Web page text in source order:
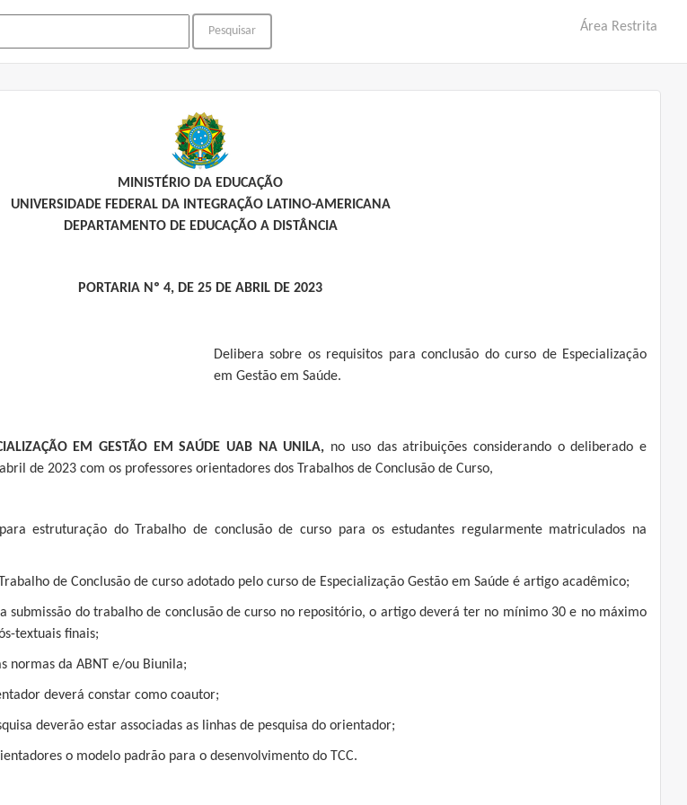
Área Restrita
MINISTÉRIO DA EDUCAÇÃO
UNIVERSIDADE FEDERAL DA INTEGRAÇÃO LATINO-AMERICANA
DEPARTAMENTO DE EDUCAÇÃO A DISTÂNCIA
PORTARIA Nº 4, DE 25 DE ABRIL DE 2023
Delibera sobre os requisitos para conclusão do curso de Especialização
em Gestão em Saúde.
EM GESTÃO EM SAÚDE UAB NA UNILA, no uso das atribuições considerando o deliberado e
de 2023 com os professores orientadores dos Trabalhos de Conclusão de Curso,
estruturação do Trabalho de conclusão de curso para os estudantes regularmente matriculados na
de Conclusão de curso adotado pelo curso de Especialização Gestão em Saúde é artigo acadêmico;
submissão do trabalho de conclusão de curso no repositório, o artigo deverá ter no mínimo 30 e no máximo
textuais finais;
normas da ABNT e/ou Biunila;
deverá constar como coautor;
deverão estar associadas as linhas de pesquisa do orientador;
o modelo padrão para o desenvolvimento do TCC.